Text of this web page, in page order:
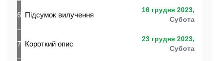
6 Підсумок вилучення
16 грудня 2023,
Субота
7 Короткий опис
23 грудня 2023,
Субота